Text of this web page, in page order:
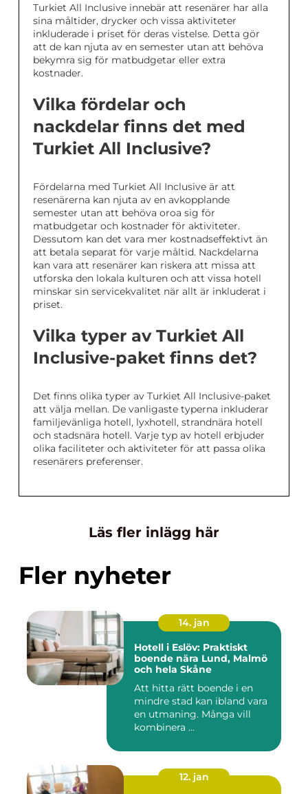
Turkiet All Inclusive innebär att resenärer har alla
sina måltider, drycker och vissa aktiviteter
inkluderade i priset för deras vistelse. Detta gör
att de kan njuta av en semester utan att behöva
bekymra sig för matbudgetar eller extra
kostnader.
Vilka fördelar och
nackdelar finns det med
Turkiet All Inclusive?
Fördelarna med Turkiet All Inclusive är att
resenärerna kan njuta av en avkopplande
semester utan att behöva oroa sig för
matbudgetar och kostnader för aktiviteter.
Dessutom kan det vara mer kostnadseffektivt än
att betala separat för varje måltid. Nackdelarna
kan vara att resenärer kan riskera att missa att
utforska den lokala kulturen och att vissa hotell
minskar sin servicekvalitet när allt är inkluderat i
priset.
Vilka typer av Turkiet All
Inclusive-paket finns det?
Det finns olika typer av Turkiet All Inclusive-paket
att välja mellan. De vanligaste typerna inkluderar
familjevänliga hotell, lyxhotell, strandnära hotell
och stadsnära hotell. Varje typ av hotell erbjuder
olika faciliteter och aktiviteter för att passa olika
resenärers preferenser.
Läs fler inlägg här
Fler nyheter
14. jan
Hotell i Eslöv: Praktiskt
boende nära Lund, Malmö
och hela Skåne
Att hitta rätt boende i en
mindre stad kan ibland vara
en utmaning. Många vill
kombinera ...
12. jan